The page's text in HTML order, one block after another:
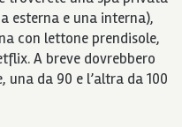
esterna e una interna),
con lettone prendisole,
A breve dovrebbero
da 90 e l’altra da 100